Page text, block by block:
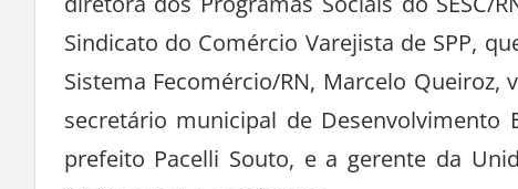
diretora dos Programas Sociais do SESC/
Sindicato do Comércio Varejista de SPP,
Sistema Fecomércio/RN, Marcelo
secretário municipal de
prefeito Pacelli Souto, e a gerente da